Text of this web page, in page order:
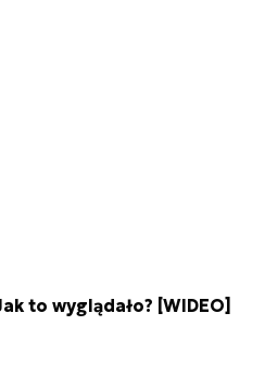
to wyglądało? [WIDEO]